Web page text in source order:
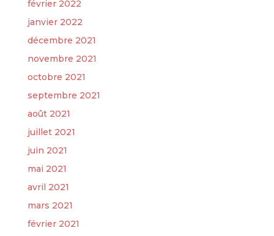
février 2022
janvier 2022
décembre 2021
novembre 2021
octobre 2021
septembre 2021
août 2021
juillet 2021
juin 2021
mai 2021
avril 2021
mars 2021
février 2021